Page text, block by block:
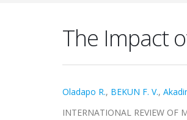
The Impact
Oladapo R., BEKUN F. V.,
INTERNATIONAL REVIEW OF